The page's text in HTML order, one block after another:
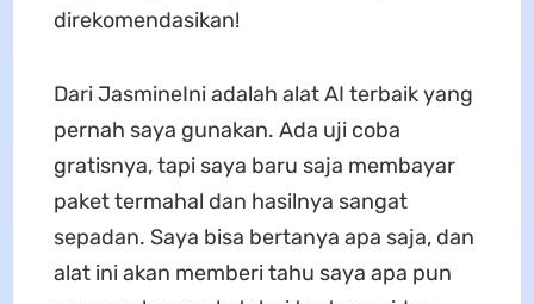
direkomendasikan!
Dari JasmineIni adalah alat AI terbaik yang
pernah saya gunakan. Ada uji coba
gratisnya, tapi saya baru saja membayar
paket termahal dan hasilnya sangat
sepadan. Saya bisa bertanya apa saja, dan
alat ini akan memberi tahu saya apa pun